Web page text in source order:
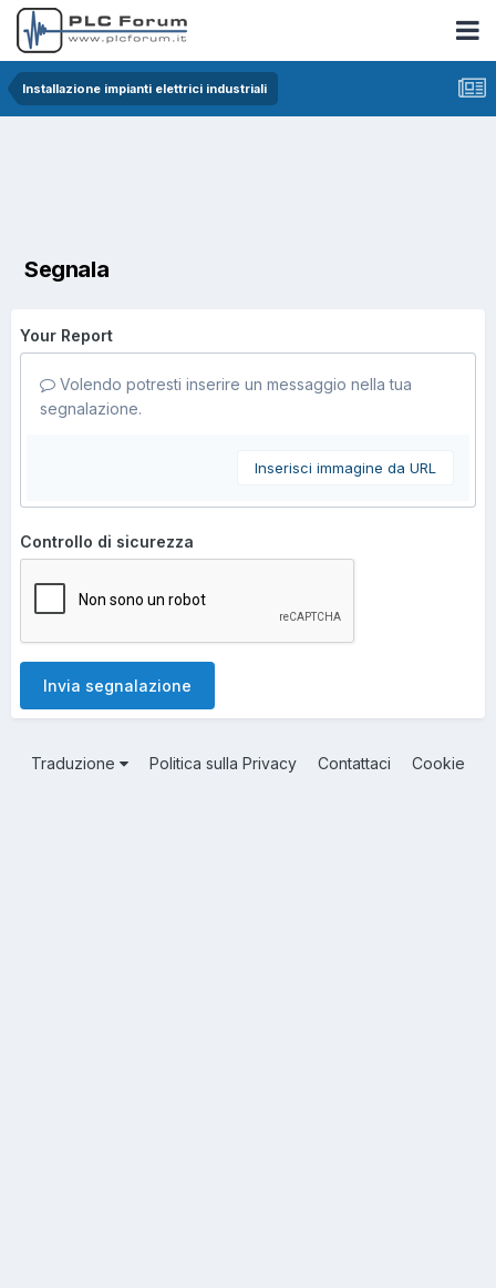
Installazione impianti elettrici industriali
Segnala
Your Report
Volendo potresti inserire un messaggio nella tua
segnalazione.
Inserisci immagine da URL
Controllo di sicurezza
Invia segnalazione
Traduzione Politica sulla Privacy Contattaci Cookie